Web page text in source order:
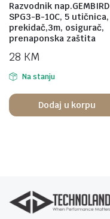
Razvodnik nap.GEMBIRD
SPG3-B-10C, 5 utičnica,
prekidač,3m, osigurač,
prenaponska zaštita
28 KM
Na stanju
Dodaj u korpu